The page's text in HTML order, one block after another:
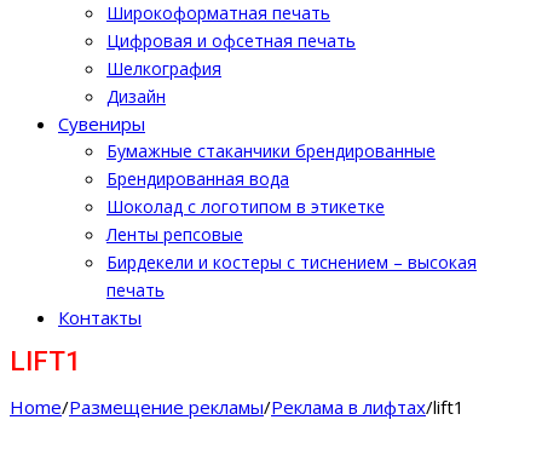
Широкоформатная печать
Цифровая и офсетная печать
Шелкография
Дизайн
Cувениры
Бумажные стаканчики брендированные
Брендированная вода
Шоколад с логотипом в этикетке
Ленты репсовые
Бирдекели и костеры с тиснением – высокая
печать
Контакты
LIFT1
Home/Размещение рекламы/Реклама в лифтах/lift1